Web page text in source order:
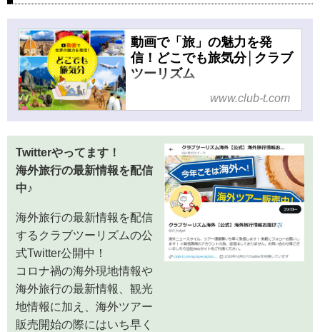
動画で「旅」の魅力を発
信！どこでも旅気分│クラブ
ツーリズム
クラブツーリズムの動画で
「旅」の魅力を発信！おうち
ど、隙間時間を利用して「どこ
でも旅気分」を味わっていただ
ける動画をご用意しています！
各国基本情報や、観光地情報、
旅のコンシェルジュがご案内す
る旅深講座など、旅のおすすめ
情報や、旅行に役立つ知識など
旅行をより楽しむ幅広い情報を
お届けします♪
www.club-t.com
Twitterやってます！
海外旅行の最新情報を配信
中♪
海外旅行の最新情報を配信
するクラブツーリズムの公
式Twitter公開中！
コロナ禍の海外現地情報や
海外旅行の最新情報、観光
地情報に加え、海外ツアー
販売開始の際にはいち早く